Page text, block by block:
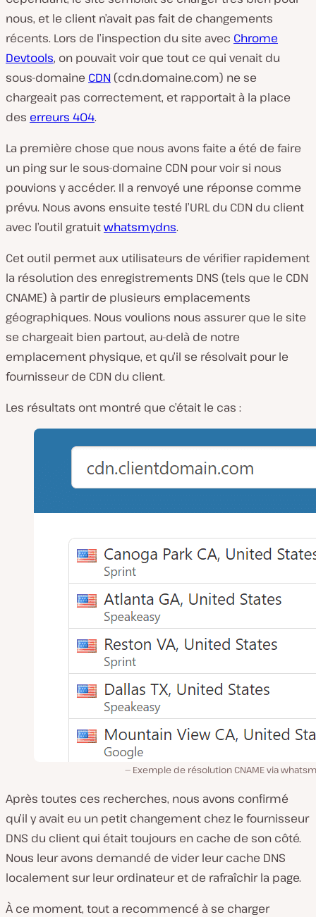
nous, et le client n’avait pas fait de changements
récents. Lors de l’inspection du site avec Chrome
Devtools, on pouvait voir que tout ce qui venait du
sous-domaine CDN (cdn.domaine.com) ne se
chargeait pas correctement, et rapportait à la place
des erreurs 404.
La première chose que nous avons faite a été de faire
un ping sur le sous-domaine CDN pour voir si nous
pouvions y accéder. Il a renvoyé une réponse comme
prévu. Nous avons ensuite testé l’URL du CDN du client
avec l’outil gratuitwhatsmydns.
Cet outil permet aux utilisateurs de vérifier rapidement
la résolution des enregistrements DNS (tels que le CDN
CNAME) à partir de plusieurs emplacements
géographiques. Nous voulions nous assurer que le site
se chargeait bien partout, au-delà de notre
emplacement physique, et qu’il se résolvait pour le
fournisseur de CDN du client.
Les résultats ont montré que c’était le cas :
Exemple de résolution CNAME via
Après toutes ces recherches, nous avons confirmé
qu’il y avait eu un petit changement chez le fournisseur
DNS du client qui était toujours en cache de son côté.
Nous leur avons demandé de vider leur cache DNS
localement sur leur ordinateur et de rafraîchir la page.
À ce moment, tout a recommencé à se charger